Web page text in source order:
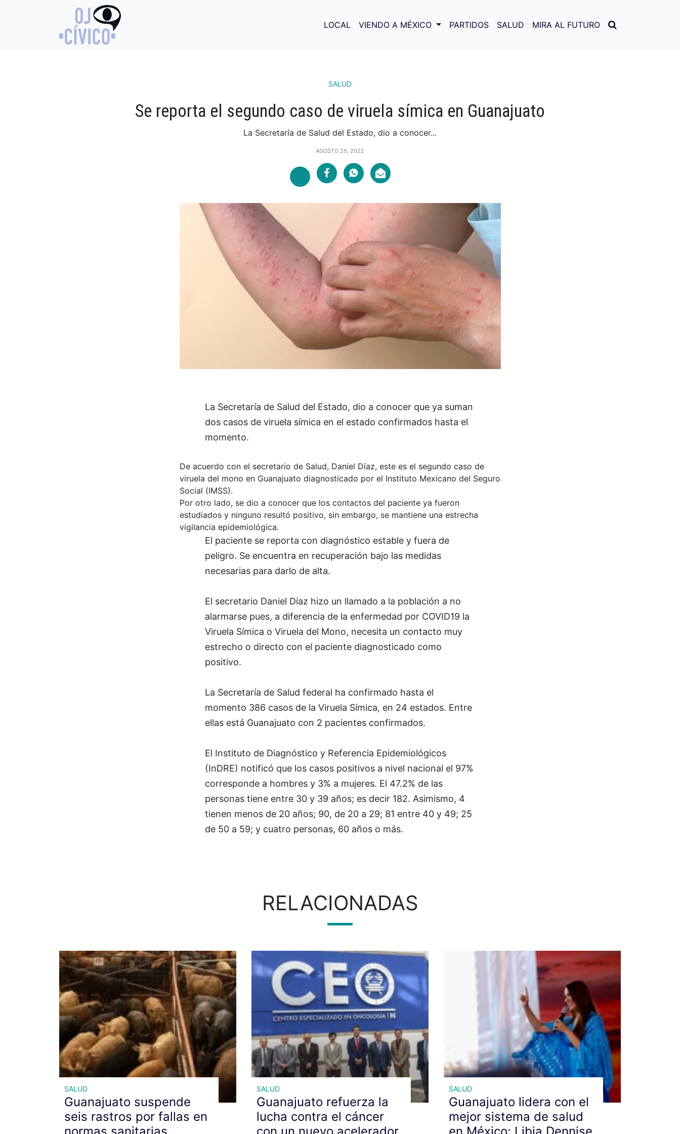
LOCAL VIENDO A MÉXICO PARTIDOS SALUD MIRA AL FUTURO
SALUD
Se reporta el segundo caso de viruela símica en Guanajuato
La Secretaría de Salud del Estado, dio a conocer...
AGOSTO 25, 2022
La Secretaría de Salud del Estado, dio a conocer que ya suman
dos casos de viruela símica en el estado confirmados hasta el
momento.
De acuerdo con el secretario de Salud, Daniel Díaz, este es el segundo caso de
viruela del mono en Guanajuato diagnosticado por el Instituto Mexicano del Seguro
Social (IMSS).
Por otro lado, se dio a conocer que los contactos del paciente ya fueron
estudiados y ninguno resultó positivo, sin embargo, se mantiene una estrecha
vigilancia epidemiológica.
El paciente se reporta con diagnóstico estable y fuera de
peligro. Se encuentra en recuperación bajo las medidas
necesarias para darlo de alta.
El secretario Daniel Díaz hizo un llamado a la población a no
alarmarse pues, a diferencia de la enfermedad por COVID19 la
Viruela Símica o Viruela del Mono, necesita un contacto muy
estrecho o directo con el paciente diagnosticado como
positivo.
La Secretaría de Salud federal ha confirmado hasta el
momento 386 casos de la Viruela Símica, en 24 estados. Entre
ellas está Guanajuato con 2 pacientes confirmados.
El Instituto de Diagnóstico y Referencia Epidemiológicos
(InDRE) notificó que los casos positivos a nivel nacional el 97%
corresponde a hombres y 3% a mujeres. El 47.2% de las
personas tiene entre 30 y 39 años; es decir 182. Asimismo, 4
tienen menos de 20 años; 90, de 20 a 29; 81 entre 40 y 49; 25
de 50 a 59; y cuatro personas, 60 años o más.
RELACIONADAS
SALUD
Guanajuato suspende
seis rastros por fallas en
SALUD
Guanajuato refuerza la
lucha contra el cáncer
SALUD
Guanajuato lidera con el
mejor sistema de salud